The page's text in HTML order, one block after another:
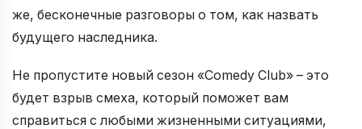
же, бесконечные разговоры о том, как назвать
будущего наследника.
Не пропустите новый сезон «Comedy Club» – это
будет взрыв смеха, который поможет вам
справиться с любыми жизненными ситуациями,